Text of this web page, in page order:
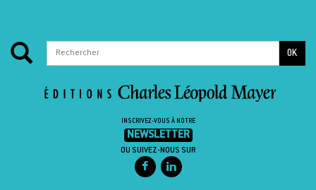
OK
INSCRIVEZ-VOUS À NOTRE
NEWSLETTER
OU SUIVEZ-NOUS SUR